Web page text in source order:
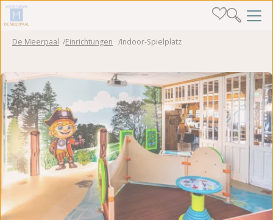
De Meerpaal Einrichtungen Indoor-Spielplatz